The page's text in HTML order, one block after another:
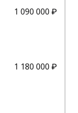
1 090 000 ₽
1 180 000 ₽